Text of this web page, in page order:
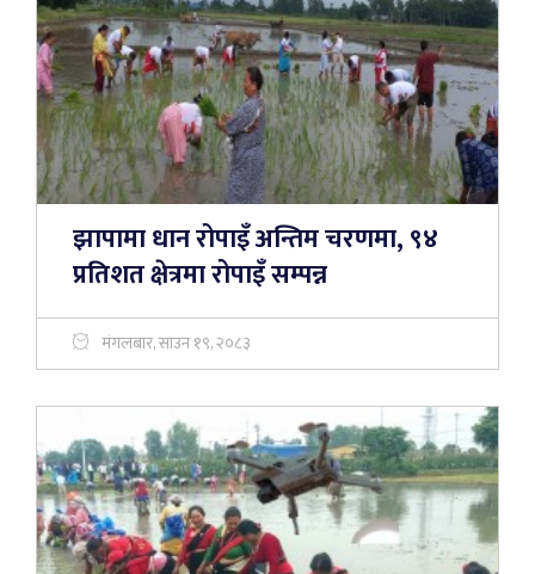
झापामा धान रोपाइँ अन्तिम चरणमा, ९४
प्रतिशत क्षेत्रमा रोपाइँ सम्पन्न
मंगलबार, साउन १९, २०८३